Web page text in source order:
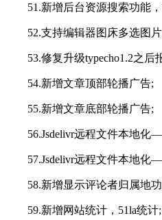
51.新增后台资源搜索功能，
52.支持编辑器图床多选图片
53.修复升级typecho1.2之后
54.新增文章顶部轮播广告;
55.新增文章底部轮播广告;
56.Jsdelivr远程文件本地化
57.Jsdelivr远程文件本地化
58.新增显示评论者归属地功
59.新增网站统计，51la统计;